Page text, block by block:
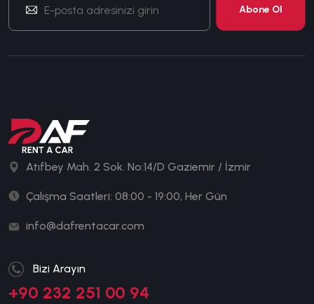
Atıfbey Mah. 2 Sok. No:14/D Gaziemir / İzmir
Çalışma Saatleri: 08:00 - 19:00, Her Gün
info@dafrentacar.com
Bizi Arayın
+90 232 251 00 94